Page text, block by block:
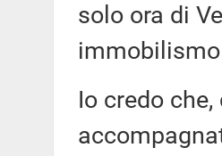
solo ora di
Io credo